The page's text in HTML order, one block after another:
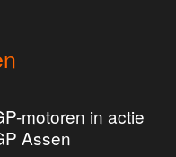
motoren in actie
Assen